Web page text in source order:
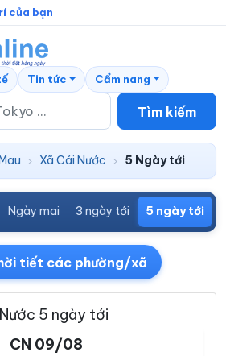
của bạn
Tìm kiếm
Tin tức Cẩm nang
› Xã Cái Nước › 5 Ngày tới
Ngày mai 3 ngày tới 5 ngày tới
tiết các phường/xã
5 ngày tới
CN 09/08